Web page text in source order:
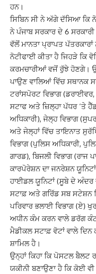
ਹਨ।
ਸਿਬਿਨ ਸੀ ਨੇ ਅੱਗੇ ਦੱਸਿਆ ਕਿ
ਨੇ ਪੰਜਾਬ ਸਰਕਾਰ ਦੇ 6
ਵੱਲੋਂ ਮਾਨਤਾ ਪ੍ਰਾਪਤ
ਨੋਟੀਫਾਈ ਕੀਤਾ ਹੈ ਜਿਹੜੇ ਕਿ
ਕਰਮਚਾਰੀਆਂ ਵਜੋਂ ਰੁੱਝੇ ਹੋਣਗੇ।
ਪਾਉਣ ਵਾਲਿਆਂ ਵਿੱਚ ਸਥਾਨਕ
ਟਰਾਂਸਪੋਰਟ ਵਿਭਾਗ
ਸਟਾਫ ਅਤੇ ਜ਼ਿਲ੍ਹਾ ਪੱਧਰ ‘ਤੇ
ਅਧਿਕਾਰੀ), ਜੇਲ੍ਹ ਵਿਭਾਗ
ਅਤੇ ਜੇਲ੍ਹਾਂ ਵਿੱਚ ਤਾਇਨਾਤ
ਵਿਭਾਗ (ਪੁਲਿਸ ਅਧਿਕਾਰੀ,
ਗਾਰਡ), ਬਿਜਲੀ ਵਿਭਾਗ
ਕਾਰਪੋਰੇਸ਼ਨ ਦਾ ਜਨਰੇਸ਼ਨ
ਹਾਈਡਲ ਯੂਨਿਟਾਂ (ਸੂਬੇ ਦੇ ਅੰਦਰ
ਸਟਾਫ਼ ਅਤੇ ਗਰਿੱਡ ਸਬ ਸਟੇਸ਼ਨ
ਪਰਿਵਾਰ ਭਲਾਈ ਵਿਭਾਗ (ਏ)
ਅਧੀਨ ਕੰਮ ਕਰਨ ਵਾਲੇ ਡਰੱਗ
ਮੈਡੀਕਲ ਸਟਾਫ਼ ਵੋਟਾਂ ਵਾਲੇ ਦਿਨ
ਸ਼ਾਮਿਲ ਹੈ।
ਉਨ੍ਹਾਂ ਕਿਹਾ ਕਿ ਪੋਸਟਲ ਬੈਲਟ
ਯਕੀਨੀ ਬਣਾਉਣਾ ਹੈ ਕਿ ਕੋਈ